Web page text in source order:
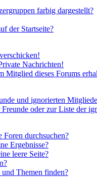
farbig dargestellt?
der Startseite?
Nachrichten!
Mitglied dieses Forums
und ignorierten
oder zur Liste der
Foren durchsuchen?
Ergebnisse?
leere Seite?
Themen finden?